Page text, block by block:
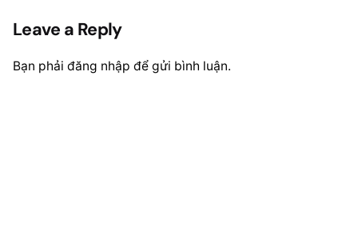
Leave a Reply
Bạn phải đăng nhập để gửi bình luận.